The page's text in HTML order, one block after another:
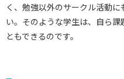
く、勉強以外のサークル活動
い。そのような学生は、自ら
ともできるのです。